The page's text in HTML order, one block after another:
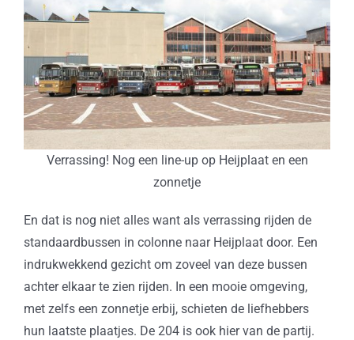
Verrassing! Nog een line-up op Heijplaat en een
zonnetje
En dat is nog niet alles want als verrassing rijden de
standaardbussen in colonne naar Heijplaat door. Een
indrukwekkend gezicht om zoveel van deze bussen
achter elkaar te zien rijden. In een mooie omgeving,
met zelfs een zonnetje erbij, schieten de liefhebbers
hun laatste plaatjes. De 204 is ook hier van de partij.